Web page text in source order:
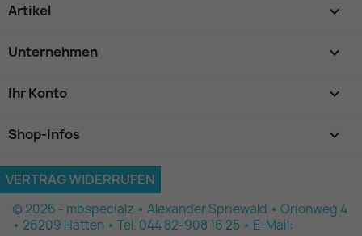
Artikel 
Unternehmen 
Ihr Konto 
Shop-Infos keyboard_arrow_down
VERTRAG WIDERRUFEN
© 2026 - mbspecialz • Alexander Spriewald • Orionweg 4
• 26209 Hatten • Tel. 044 82-908 16 25 • E-Mail: